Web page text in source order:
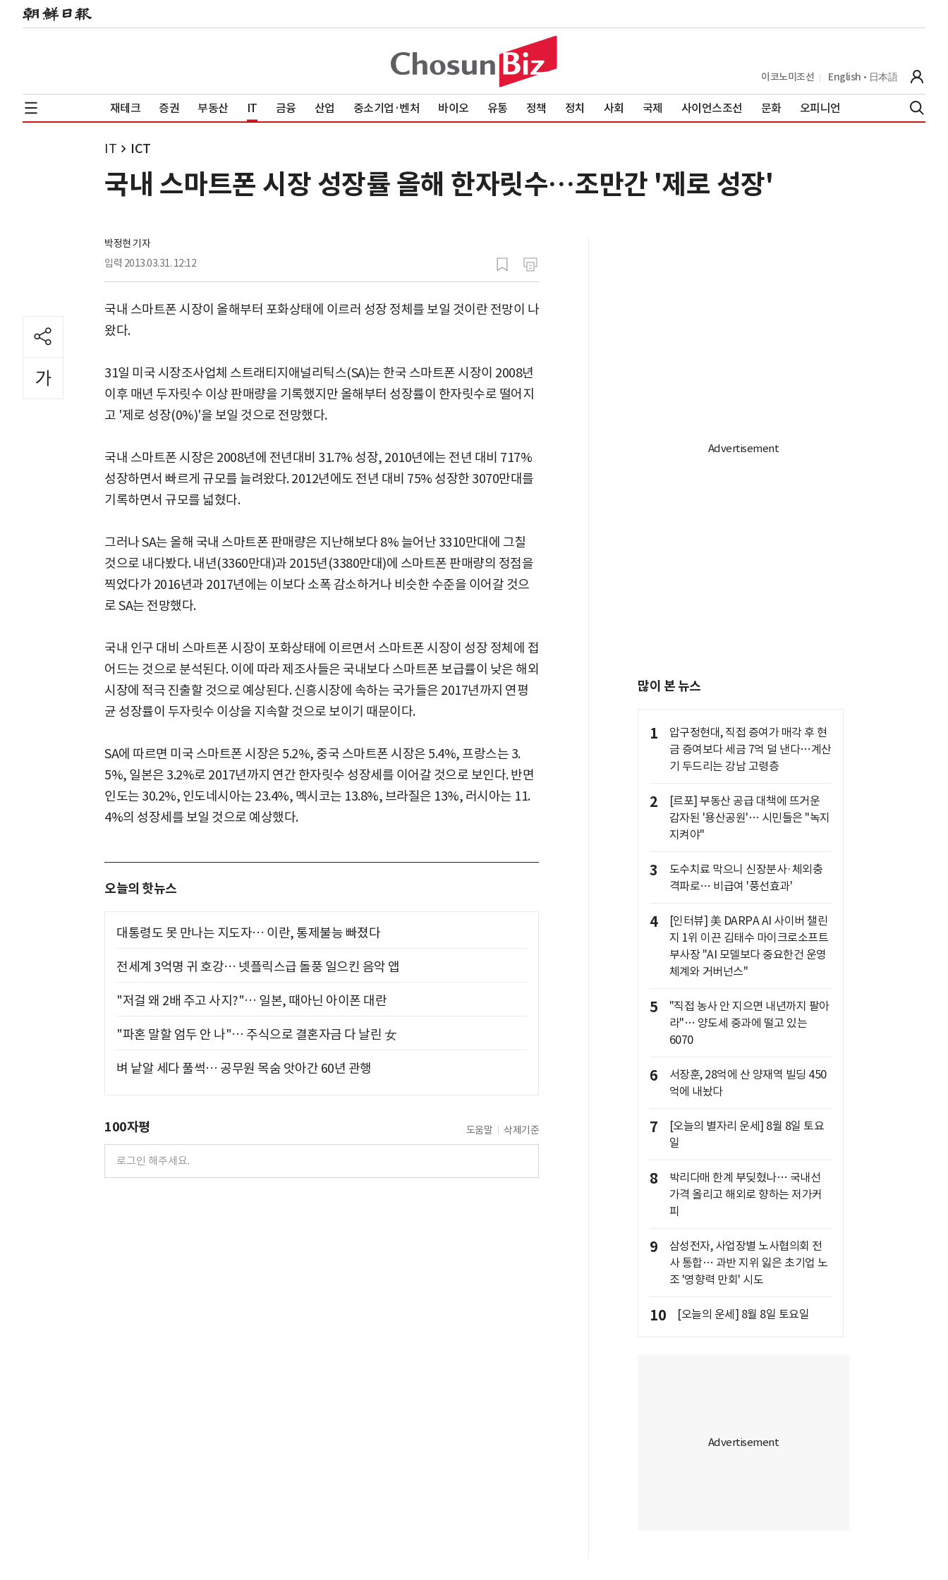
이코노미조선 English 日本語
재테크 증권 부동산 IT 금융 산업 중소기업·벤처 바이오 유통 정책 정치 사회 국제 사이언스조선 문화 오피니언
IT ICT
국내 스마트폰 시장 성장률 올해 한자릿수…조만간 '제로 성장'
박정현 기자
입력 2013.03.31. 12:12
국내 스마트폰 시장이 올해부터 포화상태에 이르러 성장 정체를 보일 것이란 전망이 나
왔다.
31일 미국 시장조사업체 스트래티지애널리틱스(SA)는 한국 스마트폰 시장이 2008년
이후 매년 두자릿수 이상 판매량을 기록했지만 올해부터 성장률이 한자릿수로 떨어지
고 '제로 성장(0%)'을 보일 것으로 전망했다.
국내 스마트폰 시장은 2008년에 전년대비 31.7% 성장, 2010년에는 전년 대비 717%
성장하면서 빠르게 규모를 늘려왔다. 2012년에도 전년 대비 75% 성장한 3070만대를
기록하면서 규모를 넓혔다.
그러나 SA는 올해 국내 스마트폰 판매량은 지난해보다 8% 늘어난 3310만대에 그칠
것으로 내다봤다. 내년(3360만대)과 2015년(3380만대)에 스마트폰 판매량의 정점을
찍었다가 2016년과 2017년에는 이보다 소폭 감소하거나 비슷한 수준을 이어갈 것으
로 SA는 전망했다.
국내 인구 대비 스마트폰 시장이 포화상태에 이르면서 스마트폰 시장이 성장 정체에 접
어드는 것으로 분석된다. 이에 따라 제조사들은 국내보다 스마트폰 보급률이 낮은 해외
시장에 적극 진출할 것으로 예상된다. 신흥시장에 속하는 국가들은 2017년까지 연평
균 성장률이 두자릿수 이상을 지속할 것으로 보이기 때문이다.
SA에 따르면 미국 스마트폰 시장은 5.2%, 중국 스마트폰 시장은 5.4%, 프랑스는 3.
5%, 일본은 3.2%로 2017년까지 연간 한자릿수 성장세를 이어갈 것으로 보인다. 반면
인도는 30.2%, 인도네시아는 23.4%, 멕시코는 13.8%, 브라질은 13%, 러시아는 11.
4%의 성장세를 보일 것으로 예상했다.
오늘의 핫뉴스
대통령도 못 만나는 지도자… 이란, 통제불능 빠졌다
전세계 3억명 귀 호강… 넷플릭스급 돌풍 일으킨 음악 앱
"저걸 왜 2배 주고 사지?"… 일본, 때아닌 아이폰 대란
"파혼 말할 엄두 안 나"… 주식으로 결혼자금 다 날린 女
벼 낱알 세다 풀썩… 공무원 목숨 앗아간 60년 관행
100자평 도움말 삭제기준
많이 본 뉴스
1
압구정현대, 직접 증여가 매각 후 현
금 증여보다 세금 7억 덜 낸다…계산
기 두드리는 강남 고령층
2
[르포] 부동산 공급 대책에 뜨거운
감자된 '용산공원'… 시민들은 "녹지
지켜야"
3
도수치료 막으니 신장분사·체외충
격파로… 비급여 '풍선효과'
4
[인터뷰] 美 DARPA AI 사이버 챌린
지 1위 이끈 김태수 마이크로소프트
부사장 "AI 모델보다 중요한건 운영
체계와 거버넌스"
5
"직접 농사 안 지으면 내년까지 팔아
라"… 양도세 중과에 떨고 있는
6070
6
서장훈, 28억에 산 양재역 빌딩 450
억에 내놨다
7
[오늘의 별자리 운세] 8월 8일 토요
일
8
박리다매 한계 부딪혔나… 국내선
가격 올리고 해외로 향하는 저가커
피
9
삼성전자, 사업장별 노사협의회 전
사 통합… 과반 지위 잃은 초기업 노
조 '영향력 만회' 시도
10 [오늘의 운세] 8월 8일 토요일